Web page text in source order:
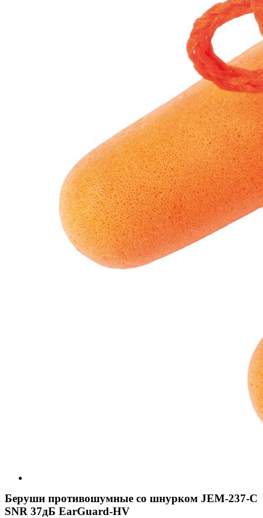
Беруши противошумные со шнурком JEM-237-C
SNR 37дБ EarGuard-HV